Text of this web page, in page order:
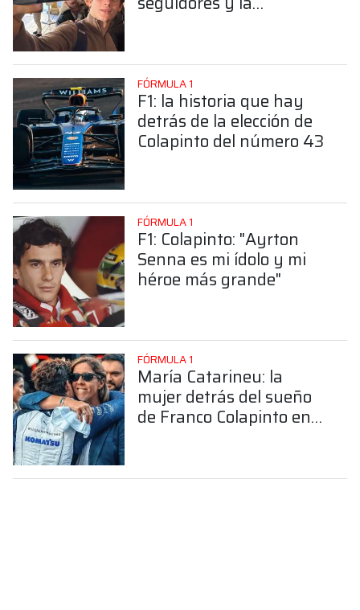
FÓRMULA 1
F1: la historia que hay
detrás de la elección de
Colapinto del número 43
FÓRMULA 1
F1: Colapinto: "Ayrton
Senna es mi ídolo y mi
héroe más grande"
FÓRMULA 1
María Catarineu: la
mujer detrás del sueño
de Franco Colapinto en